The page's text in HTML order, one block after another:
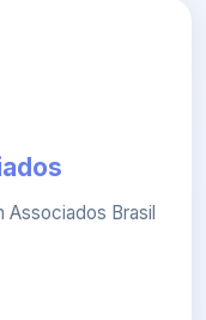
Associados Brasil